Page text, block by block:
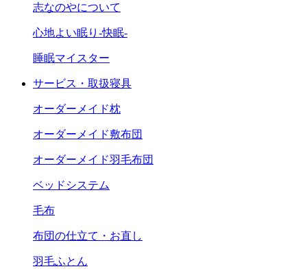
志なのやについて
心地よい眠り-快眠-
睡眠マイスター
サービス・取扱寝具
オーダーメイド枕
オーダーメイド敷布団
オーダーメイド羽毛布団
ベッドシステム
毛布
布団の仕立て・お直し
羽毛ふとん